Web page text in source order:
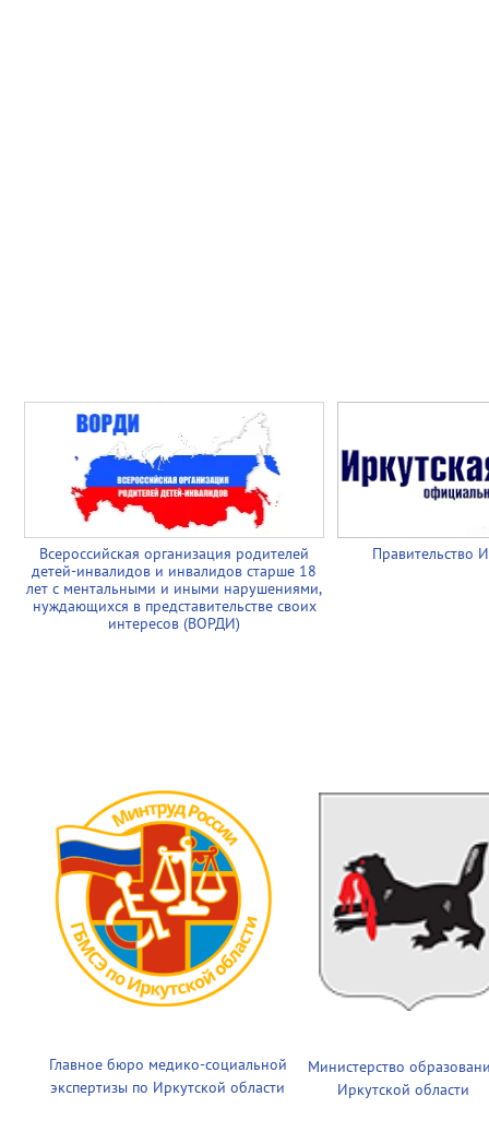
Всероссийская организация родителей
детей-инвалидов и инвалидов старше 18
лет с ментальными и иными нарушениями,
нуждающихся в представительстве своих
интересов (ВОРДИ)
Правительство
Главное бюро медико-социальной
экспертизы по Иркутской области
Министерство
Иркутской области